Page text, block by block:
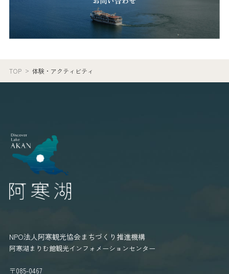
TOP 体験・アクティビティ
NPO法人阿寒観光協会まちづくり推進機構
阿寒湖まりむ館観光インフォメーションセンター
〒085-0467